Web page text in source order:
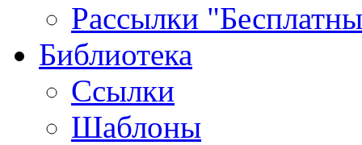
Рассылки
Библиотека
Ссылки
Шаблоны